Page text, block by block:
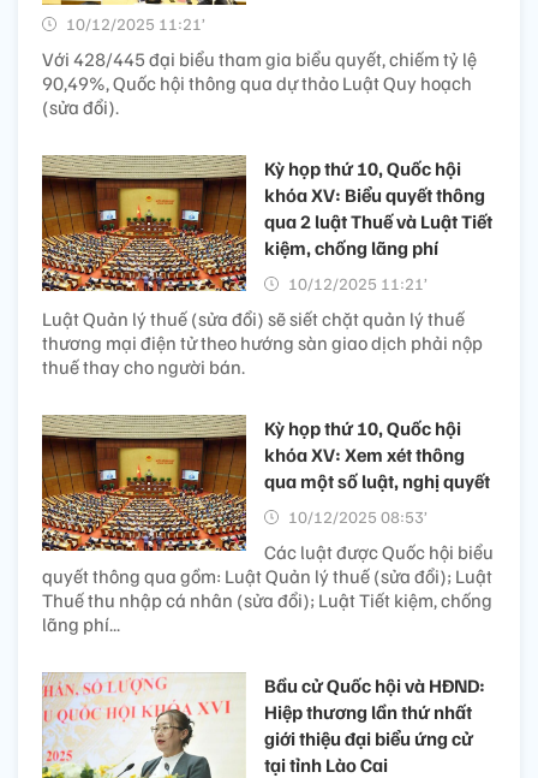
10/12/2025 11:21’
Với 428/445 đại biểu tham gia biểu quyết, chiếm tỷ lệ
90,49%, Quốc hội thông qua dự thảo Luật Quy hoạch
(sửa đổi).
Kỳ họp thứ 10, Quốc hội
khóa XV: Biểu quyết thông
qua 2 luật Thuế và Luật Tiết
kiệm, chống lãng phí
10/12/2025 11:21’
Luật Quản lý thuế (sửa đổi) sẽ siết chặt quản lý thuế
thương mại điện tử theo hướng sàn giao dịch phải nộp
thuế thay cho người bán.
Kỳ họp thứ 10, Quốc hội
khóa XV: Xem xét thông
qua một số luật, nghị quyết
10/12/2025 08:53’
Các luật được Quốc hội biểu
quyết thông qua gồm: Luật Quản lý thuế (sửa đổi); Luật
Thuế thu nhập cá nhân (sửa đổi); Luật Tiết kiệm, chống
lãng phí...
Bầu cử Quốc hội và HĐND:
Hiệp thương lần thứ nhất
giới thiệu đại biểu ứng cử
tại tỉnh Lào Cai